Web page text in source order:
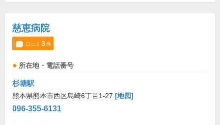
慈恵病院
口コミ 3件
所在地・電話番号
杉塘駅
熊本県熊本市西区島崎6丁目1-27 [地図]
096-355-6131